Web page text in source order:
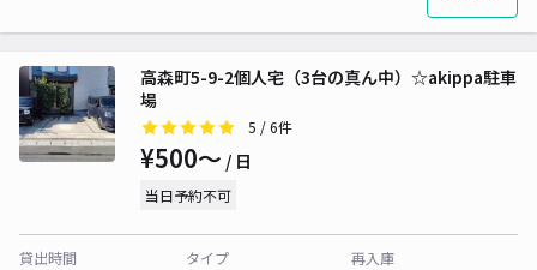
高森町5-9-2個人宅（3台の真ん中）☆akippa駐車
場
5 / 6件
¥500〜 / 日
当日予約不可
貸出時間
タイプ
再入庫